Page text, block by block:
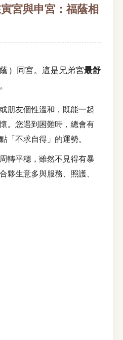
宮與申宮：福蔭相
）同宮。這是兄弟宮最舒
朋友個性溫和，既能一起
。您遇到困難時，總會有
「不求自得」的運勢。
轉平穩，雖然不見得有暴
夥生意多與服務、照護、